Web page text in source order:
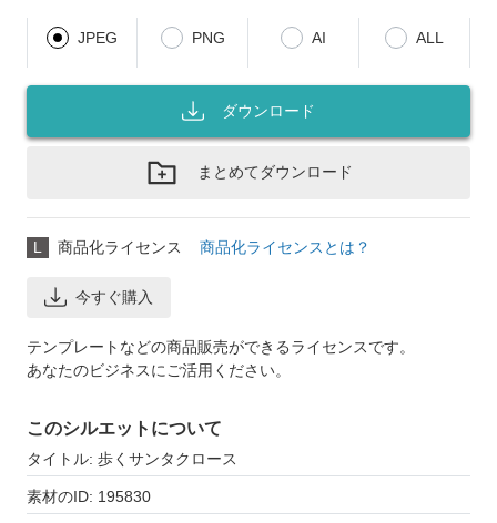
JPEG PNG AI ALL
ダウンロード
まとめてダウンロード
L 商品化ライセンス 商品化ライセンスとは？
今すぐ購入
テンプレートなどの商品販売ができるライセンスです。
あなたのビジネスにご活用ください。
このシルエットについて
タイトル: 歩くサンタクロース
素材のID: 195830